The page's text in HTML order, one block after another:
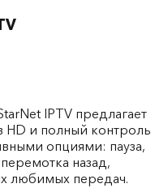
IPTV предлагает
HD и полный контроль
опциями: пауза,
назад,
любимых передач.